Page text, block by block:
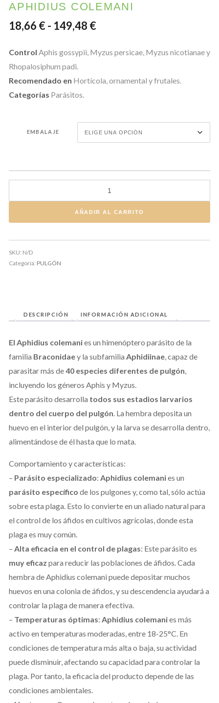
APHIDIUS COLEMANI
18,66 €- 149,48 €Rango de precios:
Control Aphis gossypii, Myzus persicae, Myzus nicotianae y
Rhopalosiphum padi.
Recomendado en Hortícola, ornamental y frutales.
Categorías Parásitos.
EMBALAJE
AÑADIR AL CARRITO
SKU: N/D
Categoría: PULGÓN
DESCRIPCIÓN INFORMACIÓN ADICIONAL
El Aphidius colemanies un himenóptero parásito de la
familia Braconidaey la subfamilia Aphidiinae, capaz de
parasitar más de40 especies diferentes de pulgón,
incluyendo los géneros Aphis y Myzus.
Este parásito desarrolla todos sus estadios larvarios
dentro del cuerpo del pulgón. La hembra deposita un
huevo en el interior del pulgón, y la larva se desarrolla dentro,
alimentándose de él hasta que lo mata.
Comportamiento y características:
– Parásito especializado: Aphidius colemanies un
parásito específico de los pulgones y, como tal, sólo actúa
sobre esta plaga. Esto lo convierte en un aliado natural para
el control de los áfidos en cultivos agrícolas, donde esta
plaga es muy común.
– Alta eficacia en el control de plagas: Este parásito es
muy eficaz para reducir las poblaciones de áfidos. Cada
hembra de Aphidius colemani puede depositar muchos
huevos en una colonia de áfidos, y su descendencia ayudará a
controlar la plaga de manera efectiva.
– Temperaturas óptimas: Aphidius colemanies más
activo en temperaturas moderadas, entre 18-25°C. En
condiciones de temperatura más alta o baja, su actividad
puede disminuir, afectando su capacidad para controlar la
plaga. Por tanto, la eficacia del producto depende de las
condiciones ambientales.